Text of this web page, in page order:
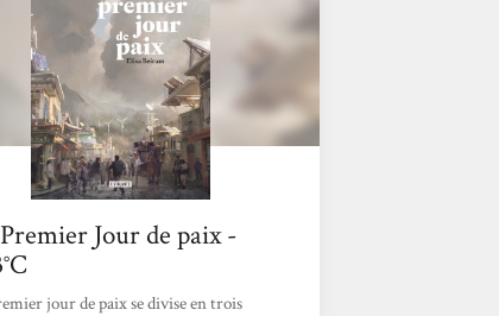
Jour de paix -
jour de paix se divise en trois